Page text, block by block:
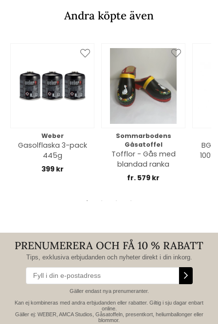
Andra köpte även
Weber
Gasolflaska 3-pack
445g
399 kr
Sommarbodens
Gåsatoffel
Tofflor - Gås med
blandad ranka
fr. 579 kr
PRENUMERERA OCH FÅ 10 % RABATT
Tips, exklusiva erbjudanden och nyheter direkt i din inkorg.
Gäller endast nya prenumeranter.
Kan ej kombineras med andra erbjudanden eller rabatter. Giltig i sju dagar enbart
online.
Gäller ej: WEBER, AMCA Studios, Gåsatoffeln, presentkort, heliumballonger eller
blommor.